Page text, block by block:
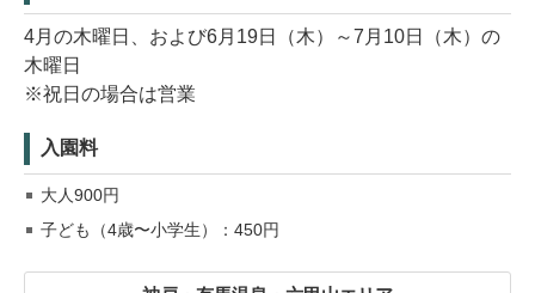
4月の木曜日、および6月19日（木）～7月10日（木）の
木曜日
※祝日の場合は営業
入園料
大人900円
子ども（4歳〜小学生）：450円